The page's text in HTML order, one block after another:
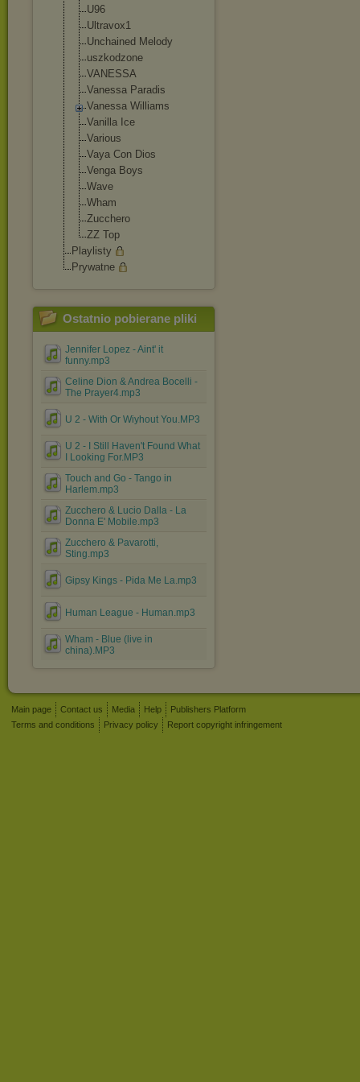
U96
Ultravox1
Unchained Melody
uszkodzone
VANESSA
Vanessa Paradis
Vanessa Williams
Vanilla Ice
Various
Vaya Con Dios
Venga Boys
Wave
Wham
Zucchero
ZZ Top
Playlisty
Prywatne
Ostatnio pobierane pliki
Jennifer Lopez - Aint' it
funny.mp3
Celine Dion & Andrea Bocelli -
The Prayer4.mp3
U 2 - With Or Wiyhout You.MP3
U 2 - I Still Haven't Found What
I Looking For.MP3
Touch and Go - Tango in
Harlem.mp3
Zucchero & Lucio Dalla - La
Donna E' Mobile.mp3
Zucchero & Pavarotti,
Sting.mp3
Gipsy Kings - Pida Me La.mp3
Human League - Human.mp3
Wham - Blue (live in
china).MP3
Main page Contact us Media Help
Publishers Platform
Terms and conditions
Privacy policy Report copyright infringement